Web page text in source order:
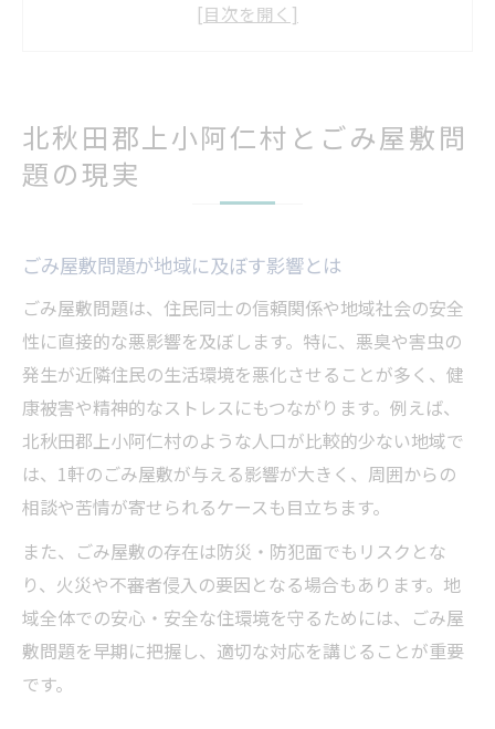
ごみ屋敷が引き起こすトラブルの本質とは
ごみ屋敷による健康被害と心の負担
ごみ屋敷がもたらす衛生面のリスク解説
ごみ屋敷と行政介入の実態について
ごみ屋敷トラブルを未然に防ぐポイント
安心な片付けを進めるための準備ポイント
ごみ屋敷片付け前の確認事項と準備方法
ごみ屋敷問題解決のための計画立案のコツ
ごみ屋敷片付けで必要な道具と手順
術
安心して片付けを始めるための心構え
ごみ屋敷トラブルを防ぐ相談と見積もり活用術
北秋田郡上小阿仁村とごみ屋敷問
題の現実
ごみ屋敷問題が地域に及ぼす影響とは
ごみ屋敷問題は、住民同士の信頼関係や地域社会の安全
性に直接的な悪影響を及ぼします。特に、悪臭や害虫の
発生が近隣住民の生活環境を悪化させることが多く、健
康被害や精神的なストレスにもつながります。例えば、
北秋田郡上小阿仁村のような人口が比較的少ない地域で
は、1軒のごみ屋敷が与える影響が大きく、周囲からの
相談や苦情が寄せられるケースも目立ちます。
また、ごみ屋敷の存在は防災・防犯面でもリスクとな
り、火災や不審者侵入の要因となる場合もあります。地
域全体での安心・安全な住環境を守るためには、ごみ屋
敷問題を早期に把握し、適切な対応を講じることが重要
です。